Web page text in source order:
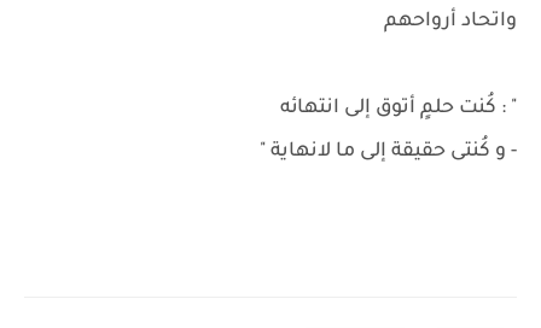
واتحاد أرواحهم
" : كُنت حلمٍ أتوق إلى انتهائه
- و كُنتى حقيقة إلى ما لانهاية "